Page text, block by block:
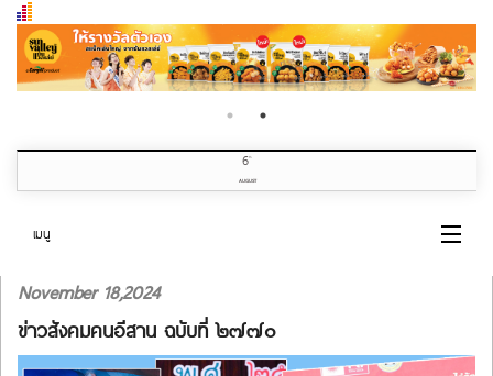
6th
AUGUST
เมนู
หน้าแรก
หมวดข่าว
November 18,2024
ข่าวสังคมคนอีสาน ฉบับที่ ๒๗๗๐